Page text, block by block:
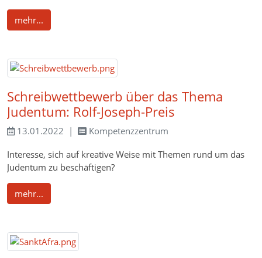
mehr...
Schreibwettbewerb über das Thema
Judentum: Rolf-Joseph-Preis
13.01.2022
Kompetenzzentrum
Interesse, sich auf kreative Weise mit Themen rund um das
Judentum zu beschäftigen?
mehr...